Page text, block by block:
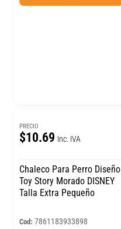
PRECIO
$10.69 Inc. IVA
Chaleco Para Perro Diseño
Toy Story Morado DISNEY
Talla Extra Pequeño
Cod: 7861183933898